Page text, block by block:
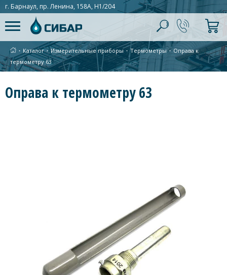
г. Барнаул, пр. Ленина, 158А, Н1/204
∙ Каталог ∙Измерительные приборы ∙ Термометры ∙ Оправа к
термометру 63
Оправа к термометру 63